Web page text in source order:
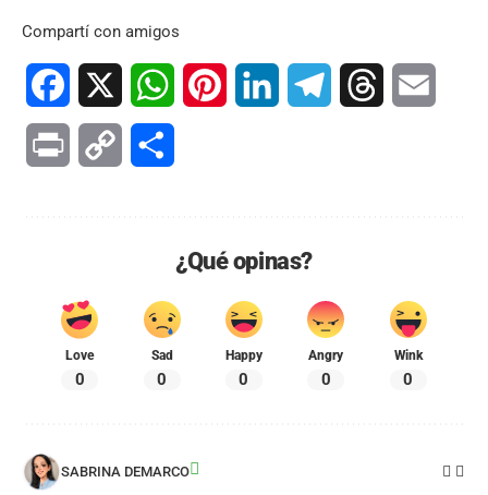
Compartí con amigos
Facebook WhatsAppPinterest LinkedIn TelegramThreads
Print Copy
¿Qué opinas?
Love
0
Sad
0
Happy
0
Angry
0
Wink
0
SABRINA DEMARCO